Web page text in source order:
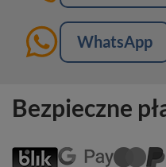
WhatsApp
Bezpieczne